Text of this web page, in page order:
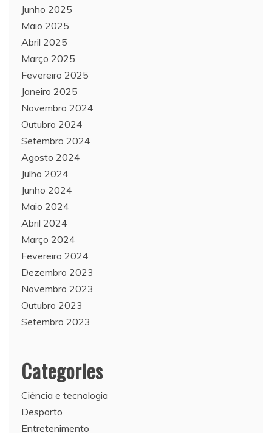
Junho 2025
Maio 2025
Abril 2025
Março 2025
Fevereiro 2025
Janeiro 2025
Novembro 2024
Outubro 2024
Setembro 2024
Agosto 2024
Julho 2024
Junho 2024
Maio 2024
Abril 2024
Março 2024
Fevereiro 2024
Dezembro 2023
Novembro 2023
Outubro 2023
Setembro 2023
Categories
Ciência e tecnologia
Desporto
Entretenimento